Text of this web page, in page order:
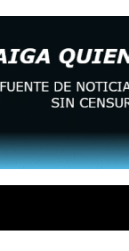
AGOSTO 6, 2026
AGOSTO 6, 2026